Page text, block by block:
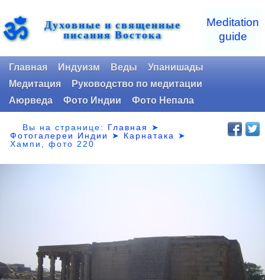
ॐ Духовные и священные
писания Востока
Meditation
guide
Главная Индуизм Веды
Упанишады
Медитация
Руководство по медитации
Аюрведа
Фото Индии Фото Непала
Вы на странице: Главная
➤
Фотогалереи Индии
➤ Карнатака
➤
Хампи, фото 220